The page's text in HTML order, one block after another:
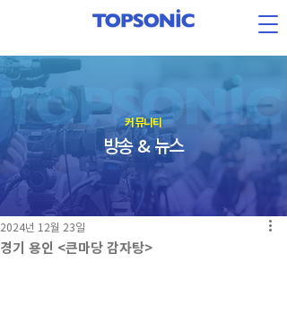
​커뮤니티
방송 & 뉴스
경기 용인 <큰마당 감자탕>
2024년 12월 23일